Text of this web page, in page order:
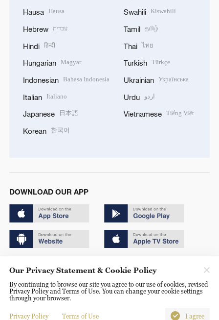
Hausa Hausa
Hebrew עברית
Hindi हिन्दी
Hungarian Magyar
Indonesian Bahasa Indonesia
Italian Italiano
Japanese 日本語
Korean 한국어
Swahili Kiswahili
Tamil தமிழ்
Thai ไทย
Turkish Türkçe
Ukrainian Українська
Urdu اردو
Vietnamese Tiếng Việt
DOWNLOAD OUR APP
京ICP备20000184号
京公网安备 11010502050052号
Disinformation report hotline: 010-85061466
Our Privacy Statement & Cookie Policy
By continuing to browse our site you agree to our use of cookies, revised
Privacy Policy and Terms of Use. You can change your cookie settings
through your browser.
Privacy Policy Terms of Use I agree